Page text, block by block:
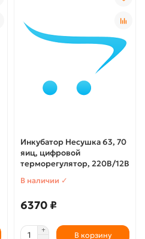
Инкубатор Несушка 63, 70
яиц, цифровой
терморегулятор, 220В/12В
В наличии ✓
6370 ₽
В корзину